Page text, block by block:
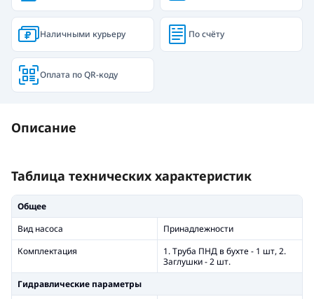
Наличными курьеру По счёту
Оплата по QR-коду
Описание
Таблица технических характеристик
Общее
Вид насоса
Принадлежности
Комплектация
1. Труба ПНД в бухте - 1 шт, 2.
Заглушки - 2 шт.
Гидравлические параметры